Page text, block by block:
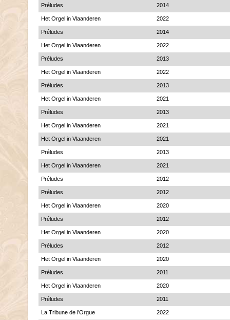
Préludes 2014
Het Orgel in Vlaanderen 2022
Préludes 2014
Het Orgel in Vlaanderen 2022
Préludes 2013
Het Orgel in Vlaanderen 2022
Préludes 2013
Het Orgel in Vlaanderen 2021
Préludes 2013
Het Orgel in Vlaanderen 2021
Het Orgel in Vlaanderen 2021
Préludes 2013
Het Orgel in Vlaanderen 2021
Préludes 2012
Préludes 2012
Het Orgel in Vlaanderen 2020
Préludes 2012
Het Orgel in Vlaanderen 2020
Préludes 2012
Het Orgel in Vlaanderen 2020
Préludes 2011
Het Orgel in Vlaanderen 2020
Préludes 2011
La Tribune de l'Orgue 2022